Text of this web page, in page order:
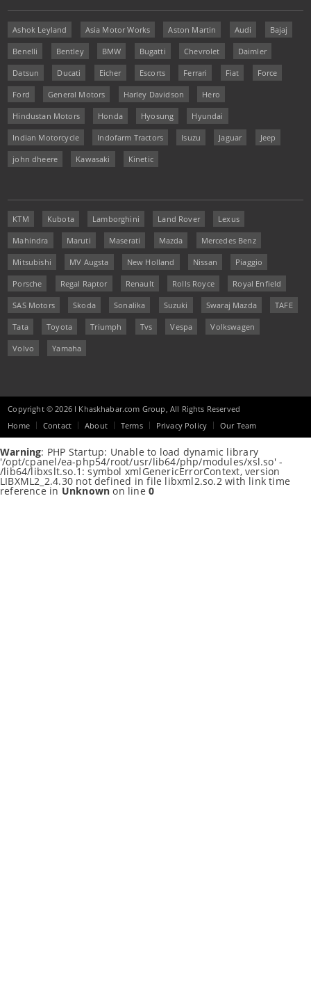
Ashok Leyland Asia Motor Works Aston Martin Audi Bajaj
Benelli Bentley BMW Bugatti Chevrolet Daimler
Datsun Ducati Eicher Escorts Ferrari Fiat Force
Ford General Motors Harley Davidson Hero
Hindustan Motors Honda Hyosung Hyundai
Indian Motorcycle Indofarm Tractors Isuzu Jaguar Jeep
john dheere Kawasaki Kinetic
KTM Kubota Lamborghini Land Rover Lexus
Mahindra Maruti Maserati Mazda Mercedes Benz
Mitsubishi MV Augsta New Holland Nissan Piaggio
Porsche Regal Raptor Renault Rolls Royce Royal Enfield
SAS Motors Skoda Sonalika Suzuki Swaraj Mazda TAFE
Tata Toyota Triumph Tvs Vespa Volkswagen
Volvo Yamaha
Copyright © 2026 I Khaskhabar.com Group, All Rights Reserved
Home
Contact About Terms Privacy Policy Our Team
Warning: PHP Startup: Unable to load dynamic library
'/opt/cpanel/ea-php54/root/usr/lib64/php/modules/xsl.so' -
/lib64/libxslt.so.1: symbol xmlGenericErrorContext, version
LIBXML2_2.4.30 not defined in file libxml2.so.2 with link time
reference in Unknown on line0